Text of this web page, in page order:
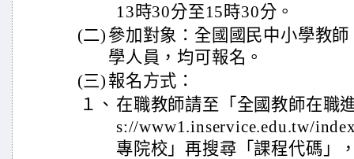
13時30分至15時30分。
(二) 參加對象：全國國民中小學教
學人員，均可報名。
(三) 報名方式：
１、 在職教師請至「全國教師在職
s://www1.inservice.edu.tw/
專院校」再搜尋「課程代碼」